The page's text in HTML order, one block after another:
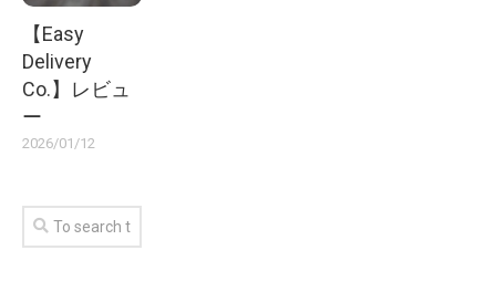
【Easy
Delivery
Co.】レビュ
ー
2026/01/12